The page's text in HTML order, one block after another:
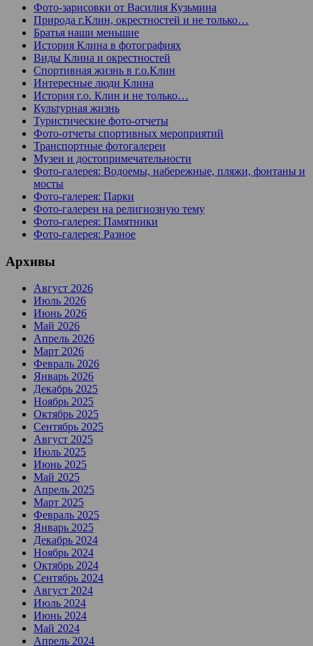
Фото-зарисовки от Василия Кузьмина
Природа г.Клин, окрестностей и не только…
Братья наши меньшие
История Клина в фотографиях
Виды Клина и окрестностей
Спортивная жизнь в г.о.Клин
Интересные люди Клина
История г.о. Клин и не только…
Культурная жизнь
Туристические фото-отчеты
Фото-отчеты спортивных мероприятий
Транспортные фотогалереи
Музеи и достопримечательности
Фото-галерея: Водоемы, набережные, пляжи, фонтаны и
мосты
Фото-галерея: Парки
Фото-галереи на религиозную тему
Фото-галерея: Памятники
Фото-галерея: Разное
Архивы
Август 2026
Июль 2026
Июнь 2026
Май 2026
Апрель 2026
Март 2026
Февраль 2026
Январь 2026
Декабрь 2025
Ноябрь 2025
Октябрь 2025
Сентябрь 2025
Август 2025
Июль 2025
Июнь 2025
Май 2025
Апрель 2025
Март 2025
Февраль 2025
Январь 2025
Декабрь 2024
Ноябрь 2024
Октябрь 2024
Сентябрь 2024
Август 2024
Июль 2024
Июнь 2024
Май 2024
Апрель 2024